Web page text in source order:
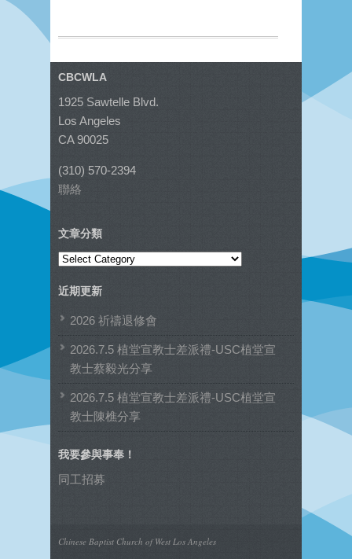
CBCWLA
1925 Sawtelle Blvd.
Los Angeles
CA 90025
(310) 570-2394
聯絡
文章分類
文
分
類
近期更新
2026 祈禱退修會
2026.7.5 植堂宣教士差派禮-USC植堂宣
教士蔡毅光分享
2026.7.5 植堂宣教士差派禮-USC植堂宣
教士陳樵分享
我要參與事奉！
同工招募
Chinese Baptist Church of West Los Angeles